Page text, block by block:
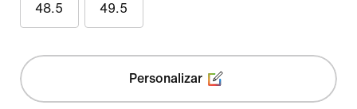
48.5 49.5
Personalizar